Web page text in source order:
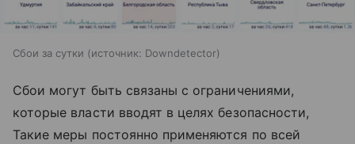
Сбои за сутки источник: Downdetector
Сбои могут быть связаны с ограничениями,
которые власти вводят в целях безопасности,
Такие меры постоянно применяются по всей